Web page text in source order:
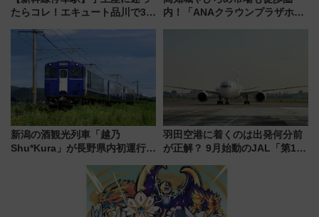
たらコレ！エキュート品川で3年
産スイーツとは？
内！「ANAクラウンプラザホテ
新潟の酒観光列車「越乃
Shu*Kura」が長野県内初運行！
羽田空港に着くのは出発何分前
が正解？ 9月始動のJAL「第1タ
歩1キロ超え！ 知っておきたい
変更点まとめ